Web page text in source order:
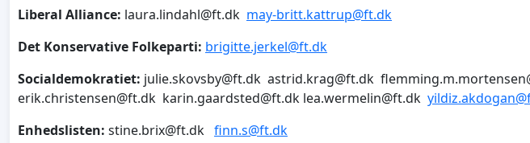
Liberal Alliance: laura.lindahl@ft.dk may-britt.kattrup@ft.dk
Det Konservative Folkeparti: brigitte.jerkel@ft.dk
Socialdemokratiet: julie.skovsby@ft.dk astrid.krag@ft.dk
erik.christensen@ft.dk karin.gaardsted@ft.dk lea.wermelin@ft.dk
Enhedslisten: stine.brix@ft.dk finn.s@ft.dk